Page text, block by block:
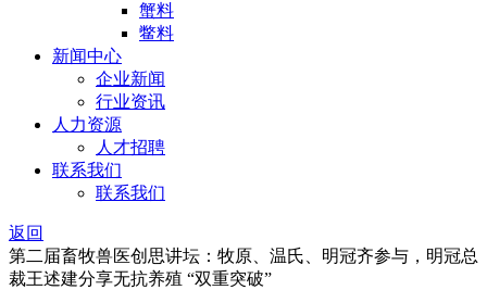
蟹料
鳖料
新闻中心
企业新闻
行业资讯
人力资源
人才招聘
联系我们
联系我们
返回
第二届畜牧兽医创思讲坛：牧原、温氏、明冠齐参与，明冠总
裁王述建分享无抗养殖 “双重突破”